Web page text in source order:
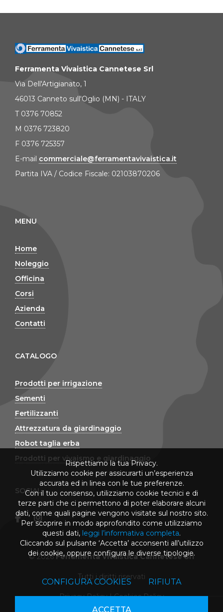
Ferramenta Vivaistica Cannetese Srl
Via Dell'Artigianato, 1
46013 Canneto sull'Oglio (MN) - ITALY
T 0376 70852
M 0376 723820
F 0376 725357
E-mail commerciale@ferramentavivaistica.it
Partita IVA / Codice Fiscale: 02103870206
MENU
Home
Noleggio
Officina
Corsi
Azienda
Contatti
CATALOGO
Prodotti per irrigazione
Sementi
Fertilizzanti
Attrezzatura da giardinaggio
Robot taglia erba
Prodotti per vivaismo e giardinaggio
SOCIAL
© 2026Ferramenta Vivaistica Cannetese Srl
Tutti i diritti riservati
Privacy Policy|Cookies Policy
Rispettiamo la tua Privacy.
Utilizziamo cookie per assicurarti un’esperienza
accurata ed in linea con le tue preferenze.
Con il tuo consenso, utilizziamo cookie tecnici e di
terze parti che ci permettono di poter elaborare alcuni
dati, come quali pagine vengono visitate sul nostro sito.
Per scoprire in modo approfondito come utilizziamo
questi dati, leggi l’informativa completa.
Cliccando sul pulsante ‘Accetta’ acconsenti all’utilizzo
dei cookie, oppure configura le diverse tipologie.
CONFIGURA COOKIES RIFIUTA
ACCETTA